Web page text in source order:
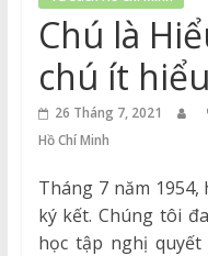
Thuận
Cổng
Vào
Tri
Thức
Chú là
chú ít hiểu
26 Tháng 7, 2021
Hồ Chí Minh
Tháng 7 năm
ký kết. Chúng tôi
học tập nghị